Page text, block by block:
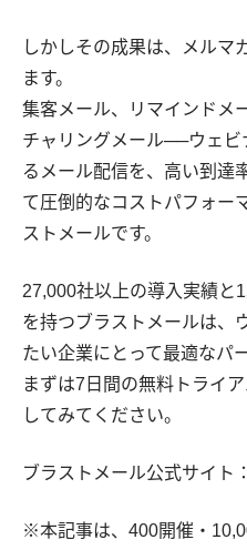
しかしその成果は、メルマ
ます。
集客メール、リマインドメ
チャリングメール──ウェ
るメール配信を、高い到達
て圧倒的なコストパフォー
ストメールです。
27,000社以上の導入実績と
を持つブラストメールは、
たい企業にとって最適なパ
まずは7日間の無料トライ
してみてください。
ブラストメール公式サイト：
※本記事は、400開催・